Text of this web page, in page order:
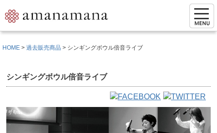
HOME 過去販売商品 シンギングボウル倍音ライブ
シンギングボウル倍音ライブ